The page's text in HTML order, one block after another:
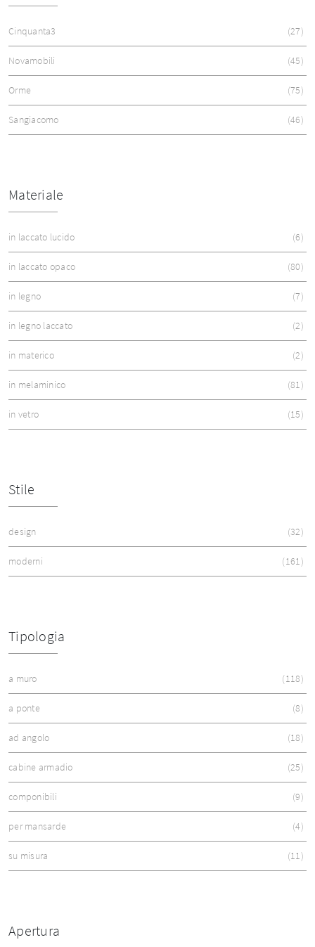
Cinquanta3 27
Novamobili 45
Orme 75
Sangiacomo 46
Materiale
in laccato lucido 6
in laccato opaco 80
in legno 7
in legno laccato 2
in materico 2
in melaminico 81
in vetro 15
Stile
design 32
moderni 161
Tipologia
a muro 118
a ponte 8
ad angolo 18
cabine armadio 25
componibili 9
per mansarde 4
su misura 11
Apertura